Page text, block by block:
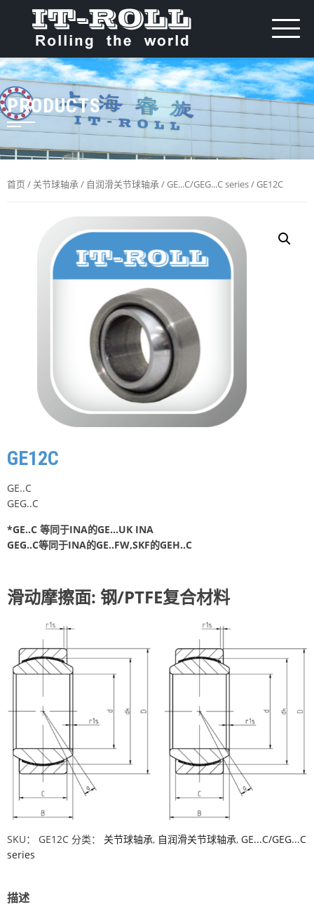
PRODUCTS
首页 / 关节球轴承/ 自润滑关节球轴承/GE...C/GEG...C series/ GE12C
GE12C
GE..C
GEG..C
*GE..C 等同于INA的GE…UK INA
GEG..C等同于INA的GE..FW,SKF的GEH..C
滑动摩擦面: 钢/PTFE复合材料
SKU： GE12C 分类： 关节球轴承, 自润滑关节球轴承, GE...C/GEG...C
series
描述